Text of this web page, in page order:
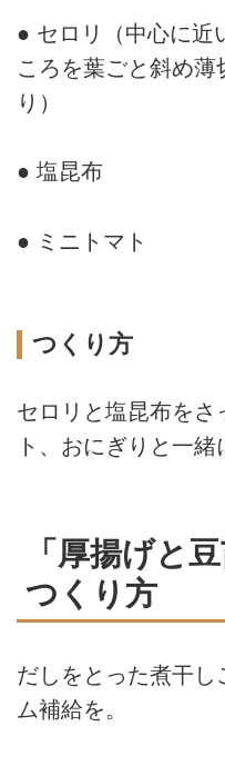
● セロリ（中心に近
ころを葉ごと斜め薄
り）
● 塩昆布
● ミニトマト
つくり方
セロリと塩昆布をさ
ト、おにぎりと一緒
「厚揚げと
つくり方
だしをとった煮干し
ム補給を。